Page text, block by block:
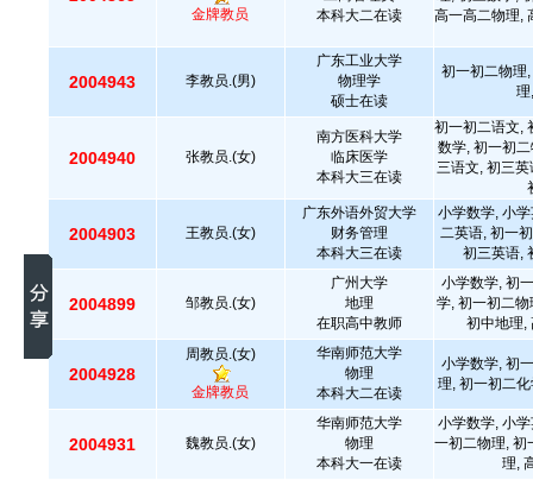
金牌教员
本科大二在读
高一高二物理,
2004943 李教员.(男)
广东工业大学
物理学
硕士在读
初一初二物理
2004940 张教员.(女)
南方医科大学
临床医学
本科大三在读
初一初二语文,
数学, 初一初
三语文, 初三
2004903 王教员.(女)
广东外语外贸大学
财务管理
本科大三在读
小学数学, 小
二英语, 初一
初三英语,
2004899 邹教员.(女)
广州大学
地理
在职高中教师
小学数学, 初
学, 初一初二
初中地理,
2004928
周教员.(女)
金牌教员
华南师范大学
物理
本科大二在读
小学数学, 初
理, 初一初二
2004931 魏教员.(女)
华南师范大学
物理
本科大一在读
小学数学, 小
一初二物理, 初
理,